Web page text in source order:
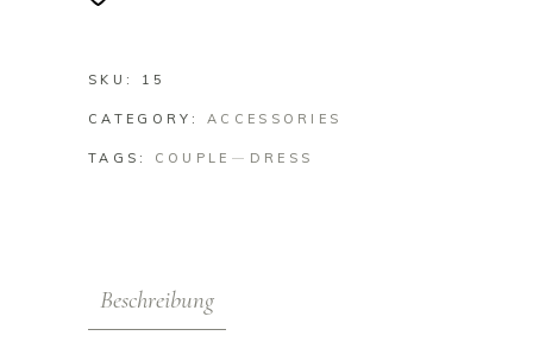
SKU: 15
CATEGORY:ACCESSORIES
TAGS: COUPLE DRESS
Beschreibung